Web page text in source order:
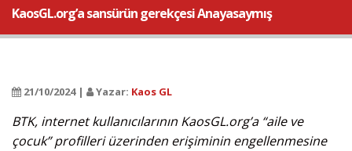
KaosGL.org’a sansürün gerekçesi Anayasaymış
21/10/2024 | Yazar: Kaos GL
BTK, internet kullanıcılarının KaosGL.org’a “aile ve
çocuk” profilleri üzerinden erişiminin engellenmesine